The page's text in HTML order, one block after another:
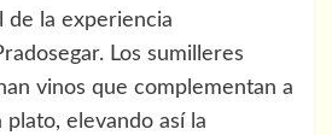
de la experiencia
Los sumilleres
vinos que complementan a
plato, elevando así la